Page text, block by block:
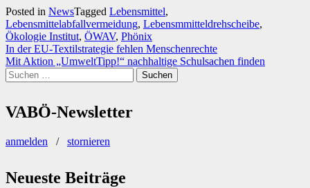
Posted in NewsTagged Lebensmittel,
Lebensmittelabfallvermeidung, Lebensmmitteldrehscheibe,
Ökologie Institut, ÖWAV, Phönix
Beitragsnavigation
In der EU-Textilstrategie fehlen Menschenrechte
Mit Aktion „UmweltTipp!“ nachhaltige Schulsachen finden
Suchen
nach:
VABÖ-Newsletter
anmelden / stornieren
Neueste Beiträge